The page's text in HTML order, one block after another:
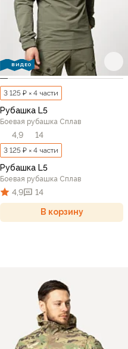
ВИДЕО
3 125 ₽ × 4 части
Рубашка L5
Боевая рубашка Сплав
4,9 14
3 125 ₽ × 4 части
Рубашка L5
Боевая рубашка Сплав
4,9 14
В корзину